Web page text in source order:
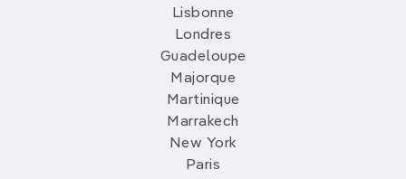
Lisbonne
Londres
Guadeloupe
Majorque
Martinique
Marrakech
New York
Paris